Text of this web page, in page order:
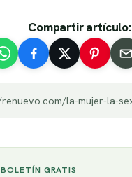
Compartir artículo:
BOLETÍN GRATIS